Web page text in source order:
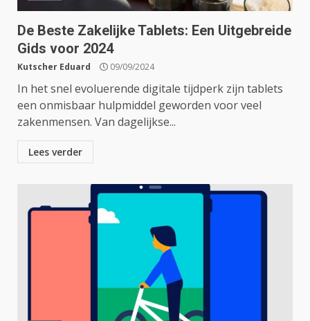
De Beste Zakelijke Tablets: Een Uitgebreide
Gids voor 2024
Kutscher Eduard 09/09/2024
In het snel evoluerende digitale tijdperk zijn tablets
een onmisbaar hulpmiddel geworden voor veel
zakenmensen. Van dagelijkse...
Lees verder